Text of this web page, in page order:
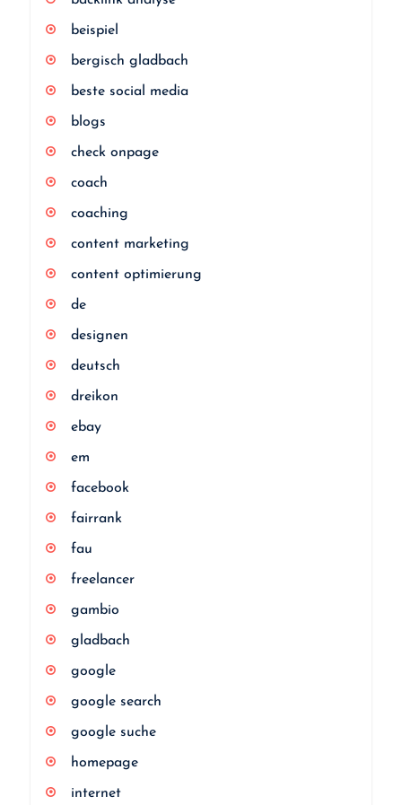
beispiel
bergisch gladbach
beste social media
blogs
check onpage
coach
coaching
content marketing
content optimierung
de
designen
deutsch
dreikon
ebay
em
facebook
fairrank
fau
freelancer
gambio
gladbach
google
google search
google suche
homepage
internet